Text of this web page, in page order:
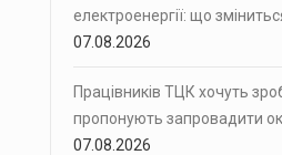
електроенергії: що
07.08.2026
Працівників ТЦК хочуть
пропонують запровадити
07.08.2026